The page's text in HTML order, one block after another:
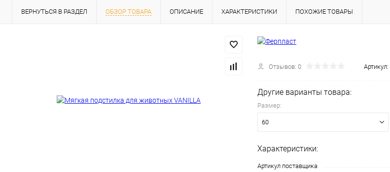
ВЕРНУТЬСЯ В РАЗДЕЛ ОБЗОР ТОВАРА ОПИСАНИЕ ХАРАКТЕРИСТИКИ ПОХОЖИЕ ТОВАРЫ
Отзывов: 0 Артикул:
Другие варианты товара:
Размер:
60
Характеристики:
Артикул поставщика